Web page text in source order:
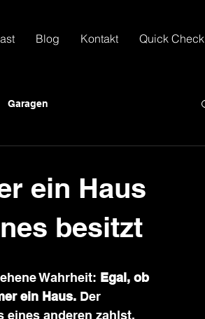
Blog Kontakt Quick Check
Garagen
ein Haus
besitzt
Wahrheit: Egal, ob
ein Haus. Der
eines anderen zahlst.